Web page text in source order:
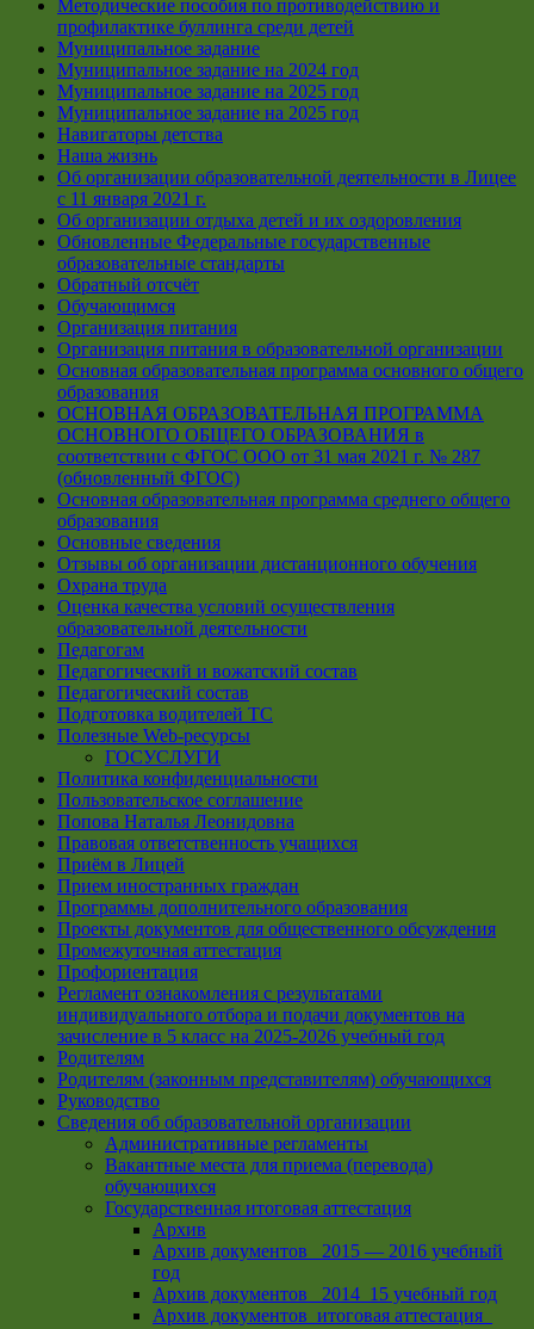
Методические пособия по противодействию и
профилактике буллинга среди детей
Муниципальное задание
Муниципальное задание на 2024 год
Муниципальное задание на 2025 год
Муниципальное задание на 2025 год
Навигаторы детства
Наша жизнь
Об организации образовательной деятельности в Лицее
с 11 января 2021 г.
Об организации отдыха детей и их оздоровления
Обновленные Федеральные государственные
образовательные стандарты
Обратный отсчёт
Обучающимся
Организация питания
Организация питания в образовательной организации
Основная образовательная программа основного общего
образования
ОСНОВНАЯ ОБРАЗОВАТЕЛЬНАЯ ПРОГРАММА
ОСНОВНОГО ОБЩЕГО ОБРАЗОВАНИЯ в
соответствии с ФГОС ООО от 31 мая 2021 г. № 287
(обновленный ФГОС)
Основная образовательная программа среднего общего
образования
Основные сведения
Отзывы об организации дистанционного обучения
Охрана труда
Оценка качества условий осуществления
образовательной деятельности
Педагогам
Педагогический и вожатский состав
Педагогический состав
Подготовка водителей ТС
Полезные Web-ресурсы
ГОСУСЛУГИ
Политика конфиденциальности
Пользовательское соглашение
Попова Наталья Леонидовна
Правовая ответственность учащихся
Приём в Лицей
Прием иностранных граждан
Программы дополнительного образования
Проекты документов для общественного обсуждения
Промежуточная аттестация
Профориентация
Регламент ознакомления с результатами
индивидуального отбора и подачи документов на
зачисление в 5 класс на 2025-2026 учебный год
Родителям
Родителям (законным представителям) обучающихся
Руководство
Сведения об образовательной организации
Административные регламенты
Вакантные места для приема (перевода)
обучающихся
Государственная итоговая аттестация
Архив
Архив документов _2015 — 2016 учебный
год
Архив документов_ 2014_15 учебный год
Архив документов_итоговая аттестация_